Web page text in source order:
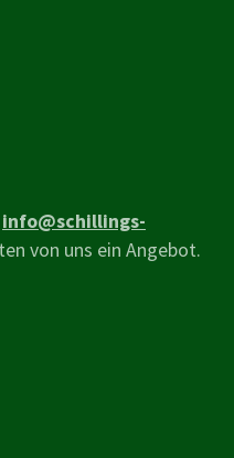
info@schillings-
von uns ein Angebot.